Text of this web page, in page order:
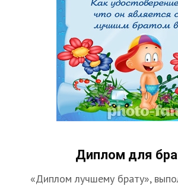
Диплом для
«Диплом лучшему брату»,